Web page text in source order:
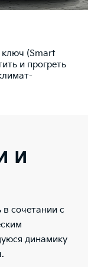
ключ (Smart
и прогреть
и
сочетании с
динамику